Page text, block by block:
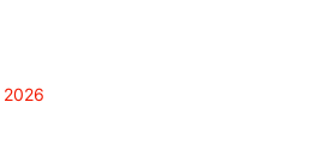
2026